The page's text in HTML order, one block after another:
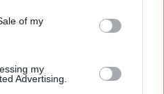
of my
my
Advertising.